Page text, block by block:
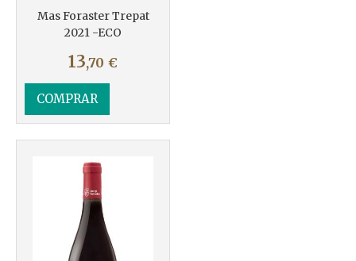
Mas Foraster Trepat
2021 -ECO
13,70 €
COMPRAR
Más info